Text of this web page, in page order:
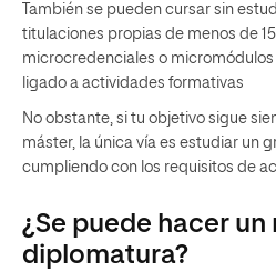
También se pueden cursar sin
titulaciones propias de menos de
microcredenciales o
ligado a actividades formativas
No obstante, si tu objetivo sigue
máster, la única vía es estudiar un
cumpliendo con los requisitos de
¿Se puede hacer
diplomatura?